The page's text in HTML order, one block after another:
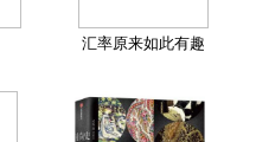
汇率原来如此有趣